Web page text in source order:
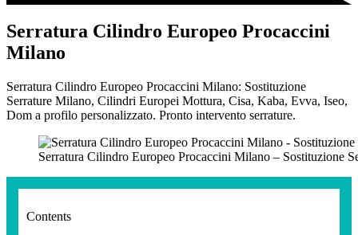
Serratura Cilindro Europeo Procaccini
Milano
Serratura Cilindro Europeo Procaccini Milano: Sostituzione
Serrature Milano, Cilindri Europei Mottura, Cisa, Kaba, Evva, Iseo,
Dom a profilo personalizzato. Pronto intervento serrature.
Serratura Cilindro Europeo Procaccini Milano – Sostituzione
Contents